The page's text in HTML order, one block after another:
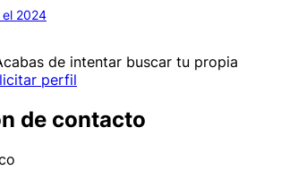
el 2024
de intentar buscar tu propia
perfil
de contacto